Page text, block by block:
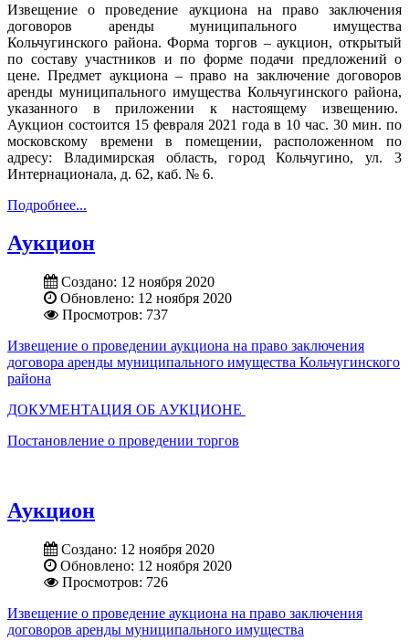
Извещение о проведение аукциона на право заключения
договоров аренды муниципального имущества
Кольчугинского района. Форма торгов – аукцион, открытый
по составу участников и по форме подачи предложений о
цене. Предмет аукциона – право на заключение договоров
аренды муниципального имущества Кольчугинского района,
указанного в приложении к настоящему извещению.
Аукцион состоится 15 февраля 2021 года в 10 час. 30 мин. по
московскому времени в помещении, расположенном по
адресу: Владимирская область, город Кольчугино, ул. 3
Интернационала, д. 62, каб. № 6.
Подробнее...
Аукцион
Создано: 12 ноября 2020
Обновлено: 12 ноября 2020
Просмотров: 737
Извещение о проведении аукциона на право заключения
договора аренды муниципального имущества Кольчугинского
района
ДОКУМЕНТАЦИЯ ОБ АУКЦИОНЕ
Постановление о проведении торгов
Аукцион
Создано: 12 ноября 2020
Обновлено: 12 ноября 2020
Просмотров: 726
Извещение о проведение аукциона на право заключения
договоров аренды муниципального имущества